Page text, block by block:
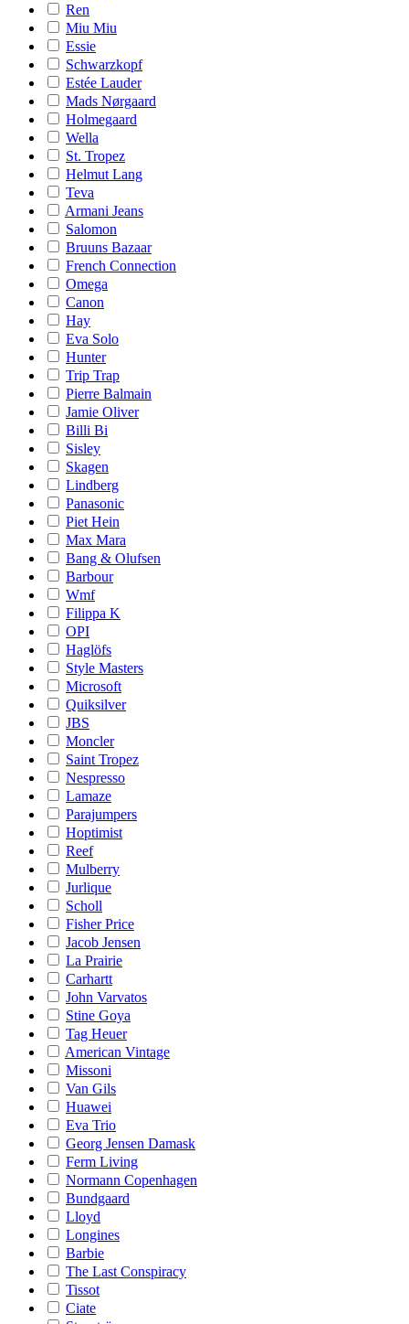
Ren
Miu Miu
Essie
Schwarzkopf
Estée Lauder
Mads Nørgaard
Holmegaard
Wella
St. Tropez
Helmut Lang
Teva
Armani Jeans
Salomon
Bruuns Bazaar
French Connection
Omega
Canon
Hay
Eva Solo
Hunter
Trip Trap
Pierre Balmain
Jamie Oliver
Billi Bi
Sisley
Skagen
Lindberg
Panasonic
Piet Hein
Max Mara
Bang & Olufsen
Barbour
Wmf
Filippa K
OPI
Haglöfs
Style Masters
Microsoft
Quiksilver
JBS
Moncler
Saint Tropez
Nespresso
Lamaze
Parajumpers
Hoptimist
Reef
Mulberry
Jurlique
Scholl
Fisher Price
Jacob Jensen
La Prairie
Carhartt
John Varvatos
Stine Goya
Tag Heuer
American Vintage
Missoni
Van Gils
Huawei
Eva Trio
Georg Jensen Damask
Ferm Living
Normann Copenhagen
Bundgaard
Lloyd
Longines
Barbie
The Last Conspiracy
Tissot
Ciate